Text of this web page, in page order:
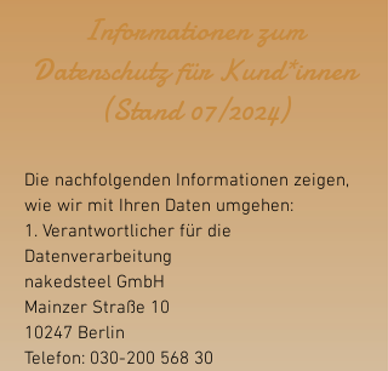
Informationen zum
Datenschutz für Kund*innen
(Stand 07/2024)
Die nachfolgenden Informationen zeigen,
wie wir mit Ihren Daten umgehen:
1. Verantwortlicher für die
Datenverarbeitung
nakedsteel GmbH
Mainzer Straße 10
10247 Berlin
Telefon: 030-200 568 30